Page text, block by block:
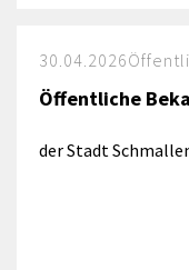
30.04.2026
Öffentliche
der Stadt